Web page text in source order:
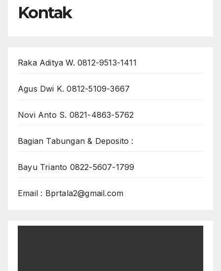
Kontak
Raka Aditya W. 0812-9513-1411
Agus Dwi K. 0812-5109-3667
Novi Anto S. 0821-4863-5762
Bagian Tabungan & Deposito :
Bayu Trianto 0822-5607-1799
Email : Bprtala2@gmail.com